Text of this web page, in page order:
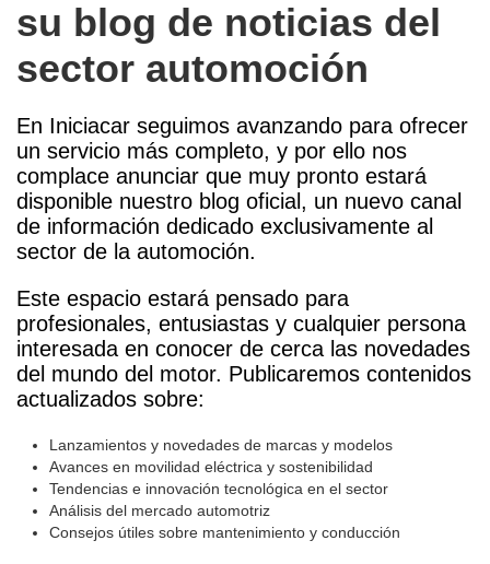
su blog de noticias del
sector automoción
En Iniciacar seguimos avanzando para ofrecer
un servicio más completo, y por ello nos
complace anunciar que muy pronto estará
disponible nuestro blog oficial, un nuevo canal
de información dedicado exclusivamente al
sector de la automoción.
Este espacio estará pensado para
profesionales, entusiastas y cualquier persona
interesada en conocer de cerca las novedades
del mundo del motor. Publicaremos contenidos
actualizados sobre:
Lanzamientos y novedades de marcas y modelos
Avances en movilidad eléctrica y sostenibilidad
Tendencias e innovación tecnológica en el sector
Análisis del mercado automotriz
Consejos útiles sobre mantenimiento y conducción